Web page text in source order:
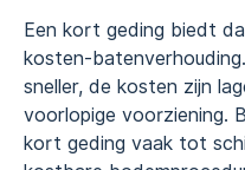
Een kort geding biedt
kosten-
sneller, de kosten zijn
voorlopige voorziening.
kort geding vaak tot